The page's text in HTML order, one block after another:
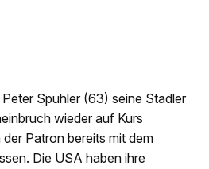
Spuhler (63) seine Stadler
wieder auf Kurs
Patron bereits mit dem
Die USA haben ihre